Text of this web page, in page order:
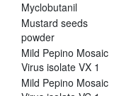
Myclobutanil
Mustard seeds
powder
Mild Pepino Mosaic
Virus isolate VX 1
Mild Pepino Mosaic